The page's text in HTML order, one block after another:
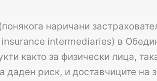
наричани
intermediaries) в
както за физически лица,
даден риск, и доставчиците на